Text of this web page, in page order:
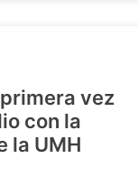
vez
con la
la UMH